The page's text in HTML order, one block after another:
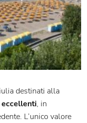
destinati alla
eccellenti, in
L’unico valore